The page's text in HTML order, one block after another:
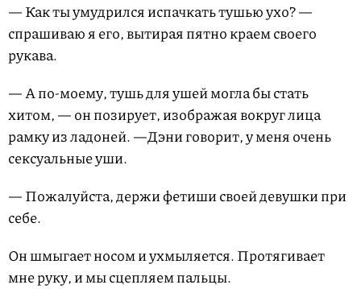
— Как ты умудрился испачкать тушью ухо? —
спрашиваю я его, вытирая пятно краем своего
рукава.
— А по-моему, тушь для ушей могла бы стать
хитом, — он позирует, изображая вокруг лица
рамку из ладоней. —Дэни говорит, у меня очень
сексуальные уши.
— Пожалуйста, держи фетиши своей девушки при
себе.
Он шмыгает носом и ухмыляется. Протягивает
мне руку, и мы сцепляем пальцы.